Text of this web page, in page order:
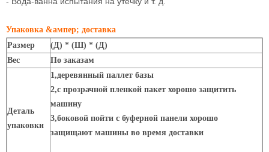
Упаковка &ампер; доставка
Размер
(Д) * (Ш) * (Д)
Вес
По заказам
Деталь
упаковки
1,деревянный паллет базы
2,с прозрачной пленкой пакет хорошо защитить
машину
3,боковой пойти с буферной панели хорошо
защищают машины во время доставки